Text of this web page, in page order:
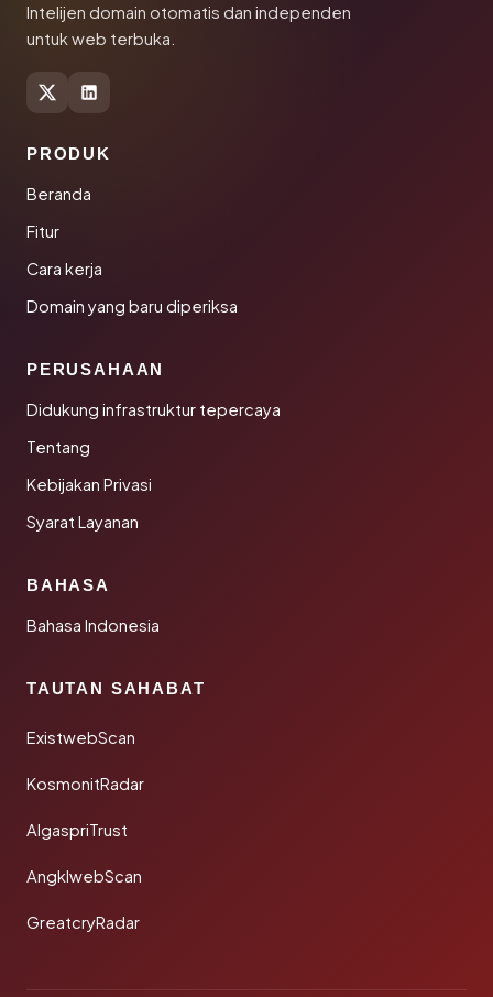
Intelijen domain otomatis dan independen
untuk web terbuka.
PRODUK
Beranda
Fitur
Cara kerja
Domain yang baru diperiksa
PERUSAHAAN
Didukung infrastruktur tepercaya
Tentang
Kebijakan Privasi
Syarat Layanan
BAHASA
Bahasa Indonesia
TAUTAN SAHABAT
ExistwebScan
KosmonitRadar
AlgaspriTrust
AngklwebScan
GreatcryRadar